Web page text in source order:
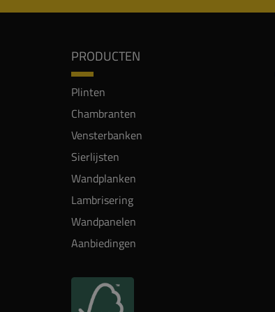
PRODUCTEN
Plinten
Chambranten
Vensterbanken
Sierlijsten
Wandplanken
Lambrisering
Wandpanelen
Aanbiedingen